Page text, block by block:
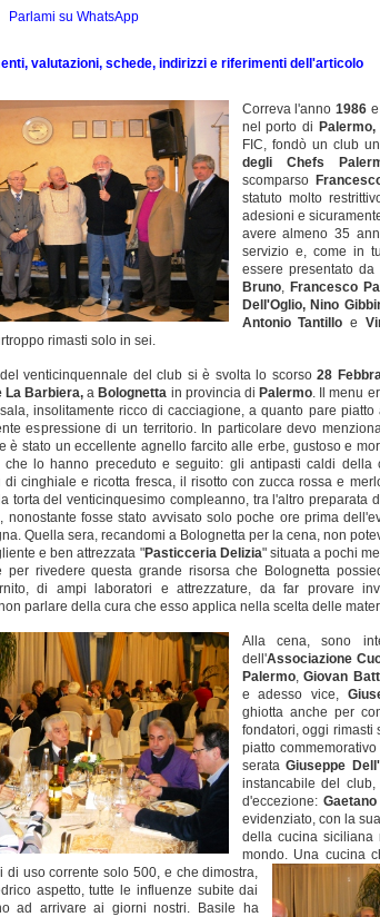
Parlami su WhatsApp
valutazioni, schede, indirizzi e riferimenti dell'articolo
Correva l'anno1986
nel porto di Palermo,
FIC, fondò un club
degli Chefs
scomparso
statuto molto
adesioni e
avere almeno 35
servizio e, come in
essere presentato
Bruno, Francesco
Dell'Oglio, Nino
Antonio Tantillo e
rimasti solo in sei.
venticinquennale del club si è svolta lo scorso 28
La Barbiera, a Bolognetta in provincia di Palermo. Il menu
insolitamente ricco di cacciagione, a quanto pare
espressione di un territorio. In particolare devo
è stato un eccellente agnello farcito alle erbe, gustoso e
lo hanno preceduto e seguito: gli antipasti caldi della
di cinghiale e ricotta fresca, il risotto con zucca rossa e
torta del venticinquesimo compleanno, tra l'altro preparata
nonostante fosse stato avvisato solo poche ore prima
Quella sera, recandomi a Bolognetta per la cena, non
e ben attrezzata "Pasticceria Delizia" situata a pochi
per rivedere questa grande risorsa che Bolognetta
di ampi laboratori e attrezzature, da far provare
parlare della cura che esso applica nella scelta delle
Alla cena, sono
dell'Associazione
Palermo,Giovan
e adesso vice,
ghiotta anche per
fondatori, oggi rimasti
piatto
serata Giuseppe
instancabile del
d'eccezione:
evidenziato, con la
della cucina siciliana
mondo. Una cucina
di uso corrente solo 500, e che dimostra,
aspetto, tutte le influenze subite dai
ad arrivare ai giorni nostri. Basile ha